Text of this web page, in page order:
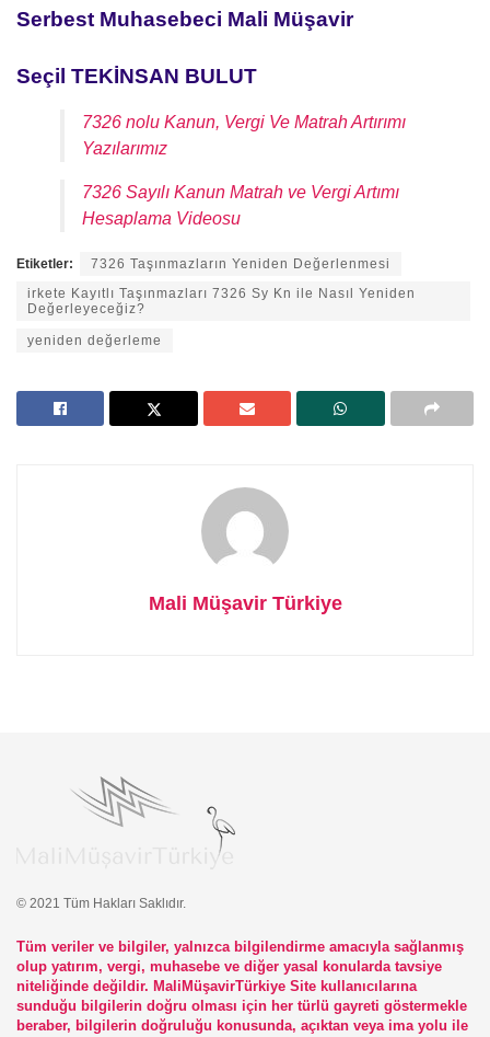
Serbest Muhasebeci Mali Müşavir
Seçil TEKİNSAN BULUT
7326 nolu Kanun, Vergi Ve Matrah Artırımı
Yazılarımız
7326 Sayılı Kanun Matrah ve Vergi Artımı
Hesaplama Videosu
Etiketler:
7326 Taşınmazların Yeniden Değerlenmesi
irkete Kayıtlı Taşınmazları 7326 Sy Kn ile Nasıl Yeniden
Değerleyeceğiz?
yeniden değerleme
Mali Müşavir Türkiye
© 2021 Tüm Hakları Saklıdır.
Tüm veriler ve bilgiler, yalnızca bilgilendirme amacıyla sağlanmış
olup yatırım, vergi, muhasebe ve diğer yasal konularda tavsiye
niteliğinde değildir. MaliMüşavirTürkiye Site kullanıcılarına
sunduğu bilgilerin doğru olması için her türlü gayreti göstermekle
beraber, bilgilerin doğruluğu konusunda, açıktan veya ima yolu ile